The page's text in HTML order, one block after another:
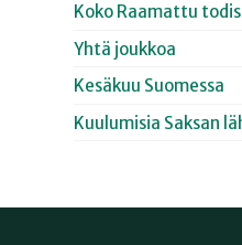
Koko Raamattu
Yhtä joukkoa
Kesäkuu Suomessa
Kuulumisia Saksan